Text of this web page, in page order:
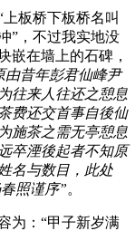
板桥下板桥名叫
”，不过我实地没
嵌在墙上的石碑，
由昔年彭君仙峰尹
往来人往还之憩息
费还交首事自後仙
施茶之需无亭憩息
卒湮後起者不知原
名与数目，此处
照谨序”。
为：“甲子新岁满